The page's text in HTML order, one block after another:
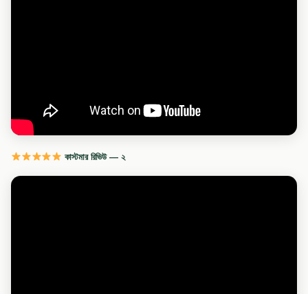
কাস্টমার রিভিউ — ২